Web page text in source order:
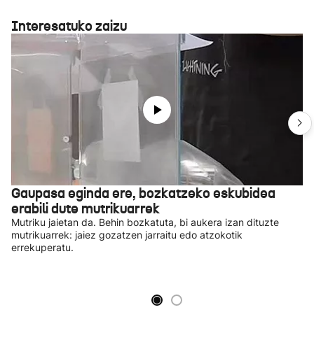
Interesatuko zaizu
Gaupasa eginda ere, bozkatzeko eskubidea
erabili dute mutrikuarrek
Mutriku jaietan da. Behin bozkatuta, bi aukera izan dituzte
mutrikuarrek: jaiez gozatzen jarraitu edo atzokotik
errekuperatu.